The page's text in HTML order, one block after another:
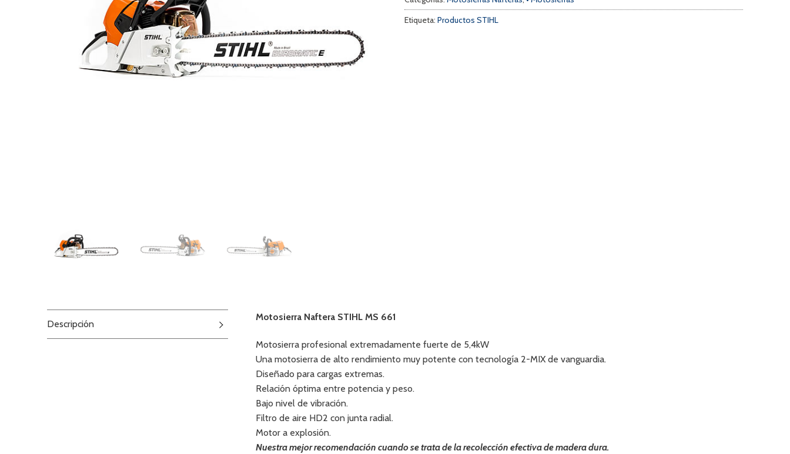
Servicio Técnico
Contacto
Etiqueta: Productos STIHL
Descripción
Motosierra Naftera STIHL MS 661
Motosierra profesional extremadamente fuerte de 5,4kW
Una motosierra de alto rendimiento muy potente con tecnología 2-MIX de vanguardia.
Diseñado para cargas extremas.
Relación óptima entre potencia y peso.
Bajo nivel de vibración.
Filtro de aire HD2 con junta radial.
Motor a explosión.
Nuestra mejor recomendación cuando se trata de la recolección efectiva de madera dura.